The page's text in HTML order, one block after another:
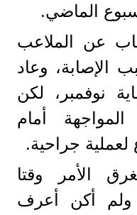
الماضي.
عن الملاعب
الإصابة، وعاد
نوفمبر، لكن
أمام
جراحية.
الأمر وقتا
ولم أكن أعرف